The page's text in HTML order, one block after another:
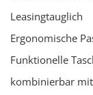
Leasingtauglich
Ergonomische
Funktionelle
kombinierbar